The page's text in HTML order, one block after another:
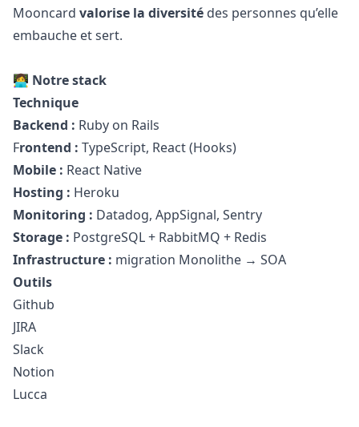
Mooncard valorise la diversité des personnes qu’elle
embauche et sert.
👩‍💻 Notre stack
Technique
Backend : Ruby on Rails
Frontend : TypeScript, React (Hooks)
Mobile : React Native
Hosting : Heroku
Monitoring : Datadog, AppSignal, Sentry
Storage : PostgreSQL + RabbitMQ + Redis
Infrastructure : migration Monolithe → SOA
Outils
Github
JIRA
Slack
Notion
Lucca